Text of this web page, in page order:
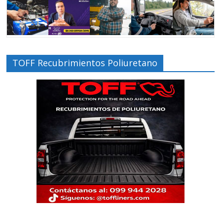
TOFF Recubrimientos Poliuretano